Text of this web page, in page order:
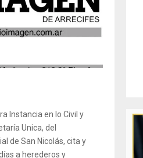
Instancia en lo Civil y
Unica, del
de San Nicolás, cita y
a herederos y